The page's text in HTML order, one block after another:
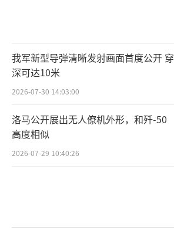
我军新型导弹清晰发射画面首度公开 穿
深可达10米
2026-07-30 14:03:00
洛马公开展出无人僚机外形，和歼-50
高度相似
2026-07-29 10:40:26